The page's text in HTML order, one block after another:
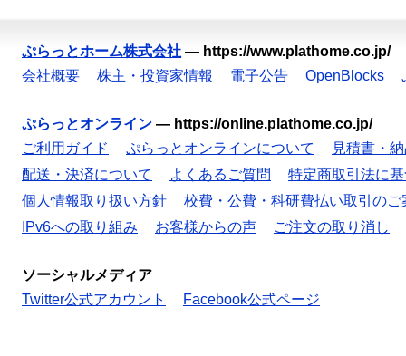
ぷらっとホーム株式会社 — https://www.plathome.co.jp/
会社概要
株主・投資家情報 電子公告 OpenBlocks
ぷらっとオンライン — https://online.plathome.co.jp/
ご利用ガイド
ぷらっとオンラインについて
見積書・
配送・決済について
よくあるご質問
特定商取引法に
個人情報取り扱い方針
校費・公費・科研費払い取引のご
IPv6への取り組み
お客様からの声 ご注文の取り消し
ソーシャルメディア
Twitter公式アカウント
Facebook公式ページ